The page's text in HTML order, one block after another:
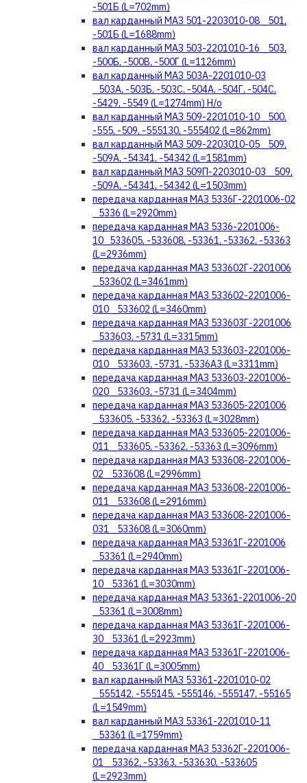
-501Б (L=702mm)
вал карданный МАЗ 501-2203010-08 _501,
-501Б (L=1688mm)
вал карданный МАЗ 503-2201010-16 _503,
-500Б, -500В, -500Г (L=1126mm)
вал карданный МАЗ 503А-2201010-03
_503А, -503Б, -503С, -504А, -504Г, -504С,
-5429, -5549 (L=1274mm) Н/о
вал карданный МАЗ 509-2201010-10 _500,
-555, -509, -555130, -555402 (L=862mm)
вал карданный МАЗ 509-2203010-05 _509,
-509А, -54341, -54342 (L=1581mm)
вал карданный МАЗ 509П-2203010-03 _509,
-509А, -54341, -54342 (L=1503mm)
передача карданная МАЗ 5336Г-2201006-02
_5336 (L=2920mm)
передача карданная МАЗ 5336-2201006-
10_533605, -533608, -53361, -53362, -53363
(L=2936mm)
передача карданная МАЗ 533602Г-2201006
_533602 (L=3461mm)
передача карданная МАЗ 533602-2201006-
010 _533602 (L=3460mm)
передача карданная МАЗ 533603Г-2201006
_533603, -5731 (L=3315mm)
передача карданная МАЗ 533603-2201006-
010 _533603, -5731, -5336А3 (L=3311mm)
передача карданная МАЗ 533603-2201006-
020 _533603, -5731 (L=3404mm)
передача карданная МАЗ 533605-2201006
_533605, -53362, -53363 (L=3028mm)
передача карданная МАЗ 533605-2201006-
011 _533605, -53362, -53363 (L=3096mm)
передача карданная МАЗ 533608-2201006-
02 _533608 (L=2996mm)
передача карданная МАЗ 533608-2201006-
011 _533608 (L=2916mm)
передача карданная МАЗ 533608-2201006-
031 _533608 (L=3060mm)
передача карданная МАЗ 53361Г-2201006
_53361 (L=2940mm)
передача карданная МАЗ 53361Г-2201006-
10 _53361 (L=3030mm)
передача карданная МАЗ 53361-2201006-20
_53361 (L=3008mm)
передача карданная МАЗ 53361Г-2201006-
30 _53361 (L=2923mm)
передача карданная МАЗ 53361Г-2201006-
40 _53361Г (L=3005mm)
вал карданный МАЗ 53361-2201010-02
_555142, -555145, -555146, -555147, -55165
(L=1549mm)
вал карданный МАЗ 53361-2201010-11
_53361 (L=1759mm)
передача карданная МАЗ 53362Г-2201006-
01 _53362, -53363, -533630, -533605
(L=2923mm)